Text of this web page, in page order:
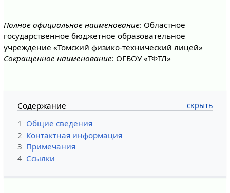
Полное официальное наименование: Областное
государственное бюджетное образовательное
учреждение «Томский физико-технический лицей»
Сокращённое наименование: ОГБОУ «ТФТЛ»
Содержание
1 Общие сведения
2 Контактная информация
3 Примечания
4 Ссылки